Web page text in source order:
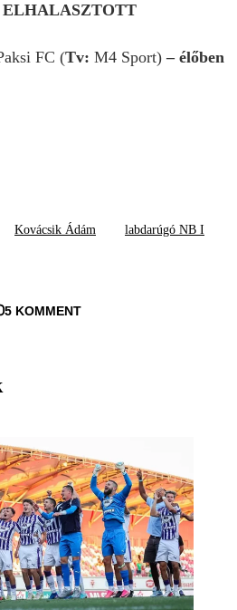
FC (Tv: M4 Sport)– élőben
Kovácsik Ádám labdarúgó NB I
5 KOMMENT